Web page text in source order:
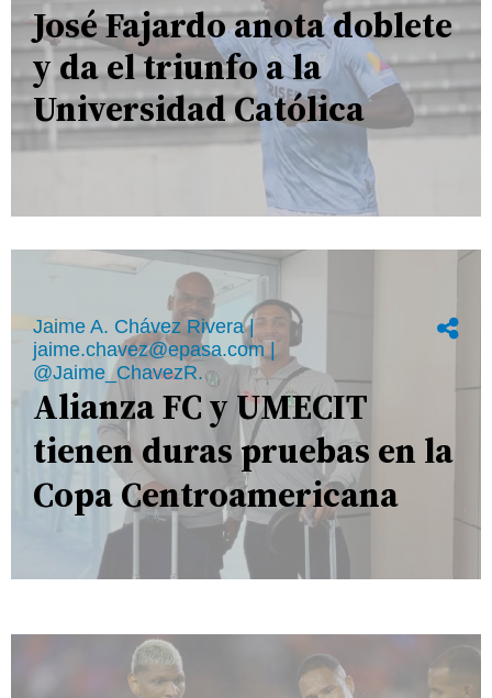
José Fajardo anota doblete
y da el triunfo a la
Universidad Católica
Jaime A. Chávez Rivera |
jaime.chavez@epasa.com |
@Jaime_ChavezR.
Alianza FC y UMECIT
tienen duras pruebas en la
Copa Centroamericana